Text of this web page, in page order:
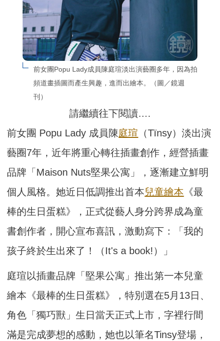
前女團Popu Lady成員陳庭瑄淡出演藝圈多年，因為拍
頻道畫插圖而產生興趣，進而出繪本。（圖／鏡週
刊）
請繼續往下閱讀….
前女團 Popu Lady 成員陳庭瑄 （Tïnsy）淡出演
藝圈7年，近年將重心轉往插畫創作，經營插畫
品牌「Maison Nuts堅果公寓」，逐漸建立鮮明
個人風格。她近日低調推出首本兒童繪本 《最
棒的生日蛋糕》，正式從藝人身分跨界成為童
書創作者，開心宣布喜訊，激動寫下：「我的
孩子終於生出來了！（It's a book!）」
庭瑄以插畫品牌「堅果公寓」推出第一本兒童
繪本《最棒的生日蛋糕》，特別選在5月13日、
角色「獨巧獸」生日當天正式上市，字裡行間
滿是完成夢想的感動，她也以筆名Tinsy登場，